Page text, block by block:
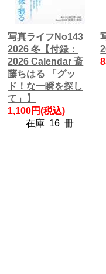
写真ライフNo143
2026 冬【付録：
2026 Calendar 斎
藤ちはる 「グッ
ド！な一瞬を探し
て」】
1,100円(税込)
在庫 16 冊